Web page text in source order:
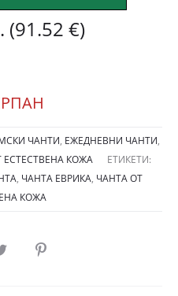
(91.52 €)
ЧАНТИ, ЕЖЕДНЕВНИ ЧАНТИ,
ЕСТЕСТВЕНА КОЖА
ЕТИКЕТИ:
, ЧАНТА ЕВРИКА, ЧАНТА ОТ
КОЖА